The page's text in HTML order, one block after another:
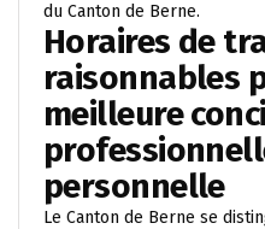
du Canton de Berne.
Horaires de
raisonnables
meilleure
personnelle
Le Canton de Berne se